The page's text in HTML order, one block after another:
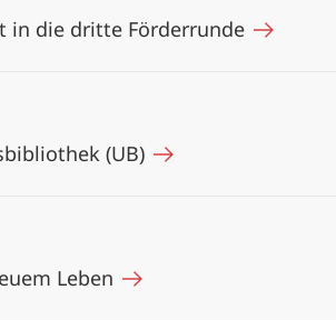
in die dritte Förderrunde
(UB)
Leben